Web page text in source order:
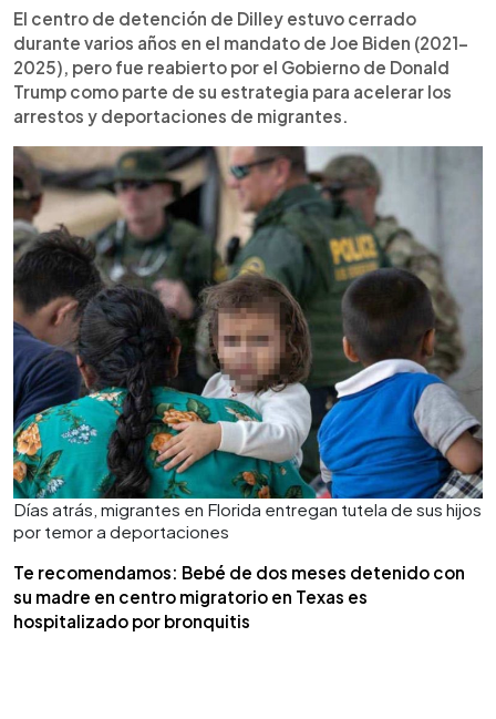
El centro de detención de Dilley estuvo cerrado
durante varios años en el mandato de Joe Biden (2021-
2025), pero fue reabierto por el Gobierno de Donald
Trump como parte de su estrategia para acelerar los
arrestos y deportaciones de migrantes.
Días atrás, migrantes en Florida entregan tutela de sus hijos
por temor a deportaciones
Te recomendamos: Bebé de dos meses detenido con
su madre en centro migratorio en Texas es
hospitalizado por bronquitis